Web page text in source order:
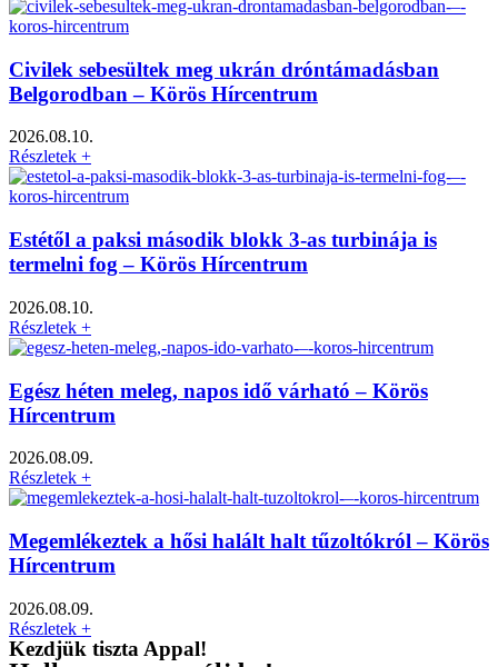
Civilek sebesültek meg ukrán dróntámadásban
Belgorodban – Körös Hírcentrum
2026.08.10.
Részletek +
Estétől a paksi második blokk 3-as turbinája is
termelni fog – Körös Hírcentrum
2026.08.10.
Részletek +
Egész héten meleg, napos idő várható – Körös
Hírcentrum
2026.08.09.
Részletek +
Megemlékeztek a hősi halált halt tűzoltókról – Körös
Hírcentrum
2026.08.09.
Részletek +
Kezdjük tiszta Appal!